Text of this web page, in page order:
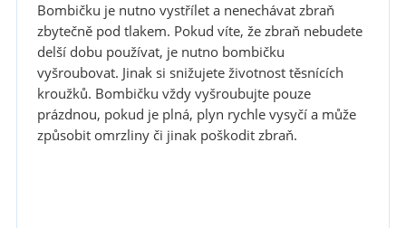
Bombičku je nutno vystřílet a nenechávat zbraň
zbytečně pod tlakem. Pokud víte, že zbraň nebudete
delší dobu používat, je nutno bombičku
vyšroubovat. Jinak si snižujete životnost těsnících
kroužků. Bombičku vždy vyšroubujte pouze
prázdnou, pokud je plná, plyn rychle vysyčí a může
způsobit omrzliny či jinak poškodit zbraň.